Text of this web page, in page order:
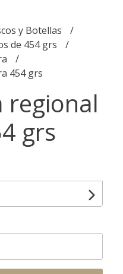
y Botellas
de 454 grs
454 grs
regional
grs